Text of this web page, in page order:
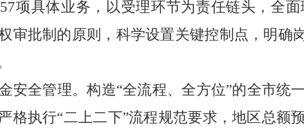
57项具体业务，以受理环节为责任链头，全
审批制的原则，科学设置关键控制点，明确
安全管理。构造“全流程、全方位”的全市统
格执行“二上二下”流程规范要求，地区总额